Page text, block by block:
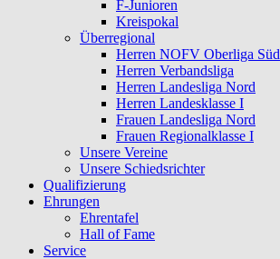
F-Junioren
Kreispokal
Überregional
Herren NOFV Oberliga Süd
Herren Verbandsliga
Herren Landesliga Nord
Herren Landesklasse I
Frauen Landesliga Nord
Frauen Regionalklasse I
Unsere Vereine
Unsere Schiedsrichter
Qualifizierung
Ehrungen
Ehrentafel
Hall of Fame
Service